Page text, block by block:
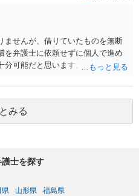
ませんが、借りていたものを無断
を弁護士に依頼せずに個人で進め
分可能だと思います。 見積を出し
言をもらえば足りるでしょう。
みる
士を探す
県 山形県 福島県